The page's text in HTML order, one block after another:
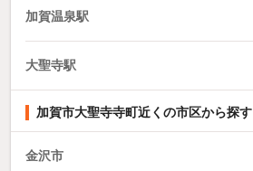
加賀温泉駅
大聖寺駅
加賀市大聖寺寺町近くの市区から探す
金沢市